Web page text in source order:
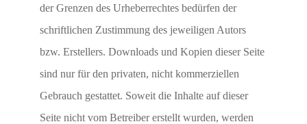
der Grenzen des Urheberrechtes bedürfen der
schriftlichen Zustimmung des jeweiligen Autors
bzw. Erstellers. Downloads und Kopien dieser Seite
sind nur für den privaten, nicht kommerziellen
Gebrauch gestattet. Soweit die Inhalte auf dieser
Seite nicht vom Betreiber erstellt wurden, werden